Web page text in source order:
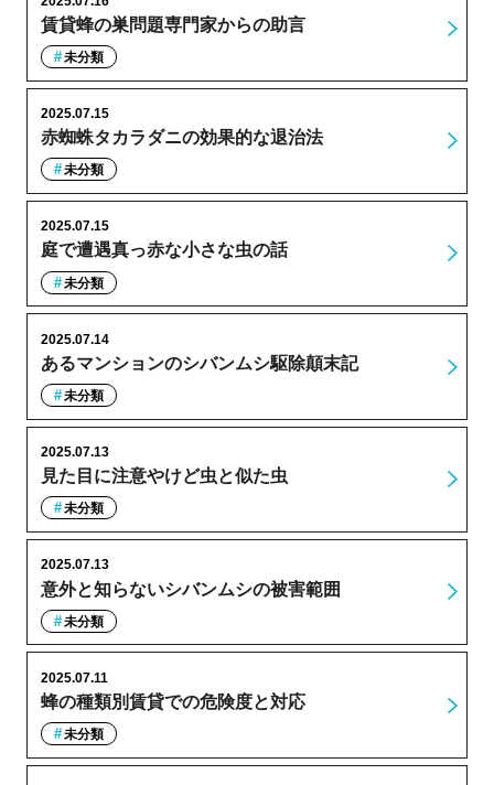
賃貸蜂の巣問題専門家からの助言
未分類
赤蜘蛛タカラダニの効果的な退治法
2025.07.15
未分類
庭で遭遇真っ赤な小さな虫の話
2025.07.15
未分類
あるマンションのシバンムシ駆除顛末記
2025.07.14
未分類
見た目に注意やけど虫と似た虫
2025.07.13
未分類
意外と知らないシバンムシの被害範囲
2025.07.13
未分類
蜂の種類別賃貸での危険度と対応
2025.07.11
未分類